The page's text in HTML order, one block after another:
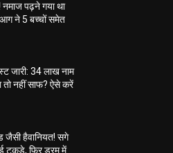
नमाज पढ़ने गया था
आग ने 5 बच्चों समेत
जारी: 34 लाख नाम
तो नहीं साफ? ऐसे करें
जैसी हैवानियत! सगे
टुकड़े, फिर ड्रम में